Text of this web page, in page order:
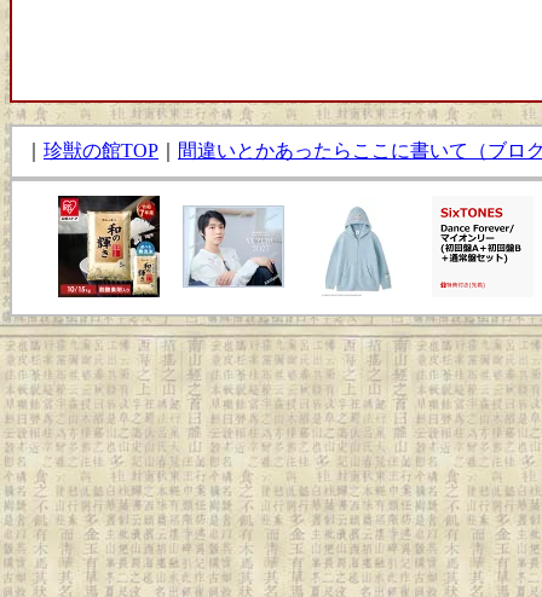
珍獣の館TOP 間違いとかあったらここに書いて（ブロ